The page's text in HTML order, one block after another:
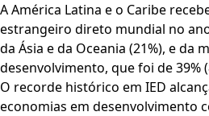
A América Latina e o Caribe
estrangeiro direto mundial no
da Ásia e da Oceania (21%), e da
desenvolvimento, que foi de 39%
O recorde histórico em IED
economias em desenvolvimento